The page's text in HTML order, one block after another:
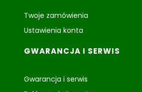
Twoje zamówienia
Ustawienia konta
GWARANCJA I SERWIS
Gwarancja i serwis